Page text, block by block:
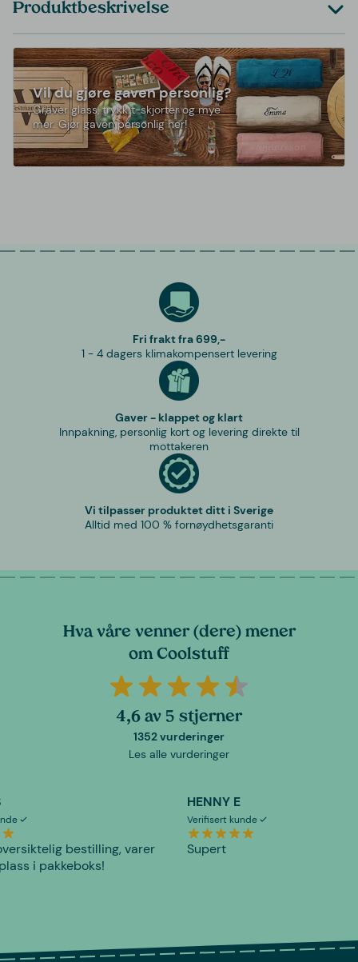
Produktbeskrivelse
Vil du gjøre gaven personlig?
Graver glass, trykk t-skjorter og mye
mer. Gjør gaven personlig her!
Fri frakt fra 699,-
1 - 4 dagers klimakompensert levering
Gaver - klappet og klart
Innpakning, personlig kort og levering direkte til
mottakeren
Vi tilpasser produktet ditt i Sverige
Alltid med 100 % fornøydhetsgaranti
Hva våre venner (dere) mener
om Coolstuff
4,6 av 5 stjerner
1352 vurderinger
Les alle vurderinger
bestilling, varer
i pakkeboks!
HENNY E
Verifisert kunde
Supert